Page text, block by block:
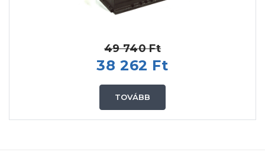
49 740 Ft
38 262 Ft
TOVÁBB